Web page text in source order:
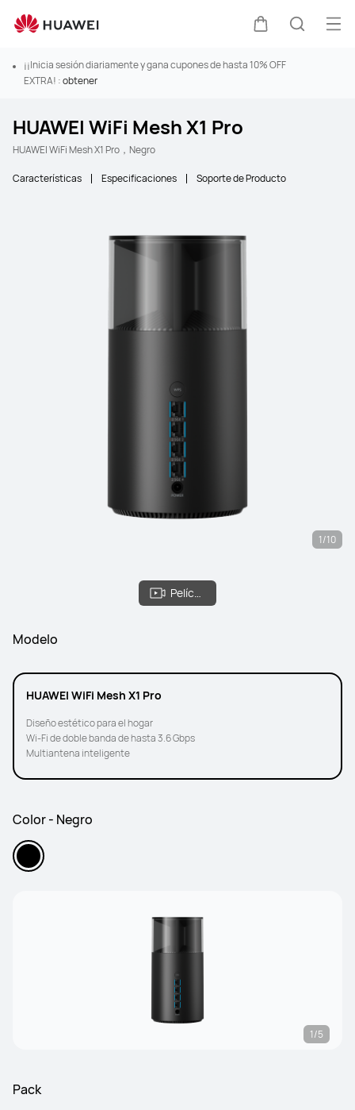
¡¡Inicia sesión diariamente y gana cupones de hasta 10% OFF
EXTRA! :obtener
HUAWEI WiFi Mesh X1 Pro
HUAWEI WiFi Mesh X1 Pro，Negro
Características Especificaciones Soporte de Producto
Película
1/10
Modelo
HUAWEI WiFi Mesh X1 Pro
Diseño estético para el hogar
Wi-Fi de doble banda de hasta 3.6 Gbps
Multiantena inteligente
Color - Negro
1/5
Pack